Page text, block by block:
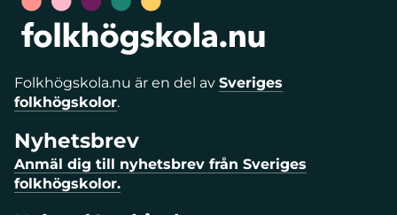
Folkhögskola.nu är en del av Sveriges
folkhögskolor.
Nyhetsbrev
Anmäl dig till nyhetsbrev från Sveriges
folkhögskolor.